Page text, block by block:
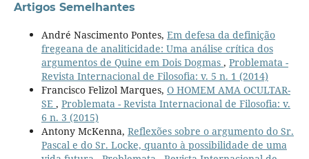
Artigos Semelhantes
André Nascimento Pontes, Em defesa da definição
fregeana de analiticidade: Uma análise crítica dos
argumentos de Quine em Dois Dogmas , Problemata -
Revista Internacional de Filosofia: v. 5 n. 1 (2014)
Francisco Felizol Marques, O HOMEM AMA OCULTAR-
SE , Problemata - Revista Internacional de Filosofia: v.
6 n. 3 (2015)
Antony McKenna, Reflexões sobre o argumento do Sr.
Pascal e do Sr. Locke, quanto à possibilidade de uma